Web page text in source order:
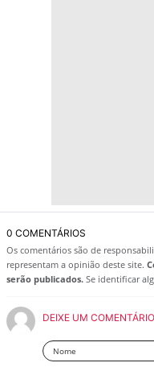
0 COMENTÁRIOS
Os comentários são de
representam a opinião deste site.
serão publicados. Se identificar
DEIXE UM COMENTÁRIO
Nome